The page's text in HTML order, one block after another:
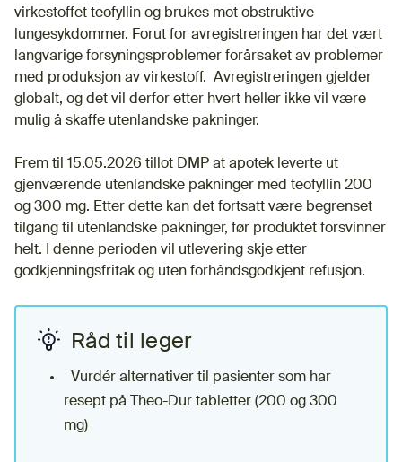
virkestoffet teofyllin og brukes mot obstruktive
lungesykdommer. Forut for avregistreringen har det vært
langvarige forsyningsproblemer forårsaket av problemer
med produksjon av virkestoff. Avregistreringen gjelder
globalt, og det vil derfor etter hvert heller ikke vil være
mulig å skaffe utenlandske pakninger.
Frem til 15.05.2026 tillot DMP at apotek leverte ut
gjenværende utenlandske pakninger med teofyllin 200
og 300 mg. Etter dette kan det fortsatt være begrenset
tilgang til utenlandske pakninger, før produktet forsvinner
helt. I denne perioden vil utlevering skje etter
godkjenningsfritak og uten forhåndsgodkjent refusjon.
Råd til leger
Vurdér alternativer til pasienter som har
resept på Theo-Dur tabletter (200 og 300
mg)